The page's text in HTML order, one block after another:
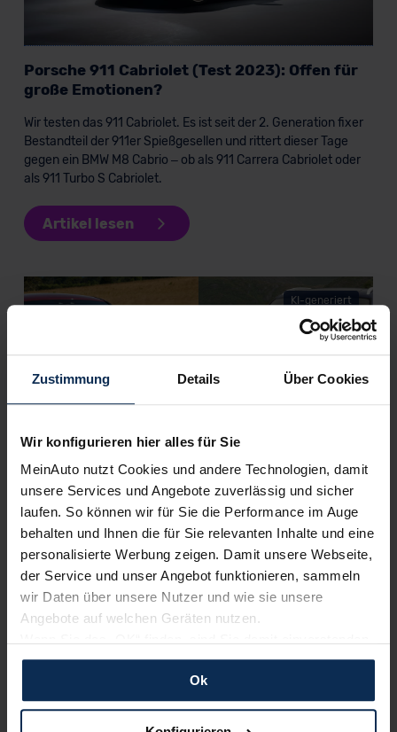
Zustimmung Details Über Cookies
Wir konfigurieren hier alles für Sie
MeinAuto nutzt Cookies und andere Technologien, damit
unsere Services und Angebote zuverlässig und sicher
laufen. So können wir für Sie die Performance im Auge
behalten und Ihnen die für Sie relevanten Inhalte und eine
personalisierte Werbung zeigen. Damit unsere Webseite,
der Service und unser Angebot funktionieren, sammeln
wir Daten über unsere Nutzer und wie sie unsere
Angebote auf welchen Geräten nutzen.
und erlauben uns Cookies für unseren Service zu
verwenden und diese Daten an Dritte weiterzugeben,
etwa an unsere Marketingpartner. Falls Sie dem nicht
zustimmen möchten, beschränken wir uns auf die
Ok
Porsche 911 Cabriolet (Test 2023): Offen für
große Emotionen?
Wir testen das 911 Cabriolet. Es ist seit der 2. Generation fixer
Bestandteil der 911er Spießgesellen und rittert dieser Tage
gegen ein BMW M8 Cabrio – ob als 911 Carrera Cabriolet oder
als 911 Turbo S Cabriolet.
Artikel lesen
KI-generiert
BMW X4 vs. Porsche Macan 2022: Wer gewinnt das
Duell der Sport-SUV-Coupes?
Weitere Artikel im Automagazin
zum Automagazin
Nachrichten
KI-generiert